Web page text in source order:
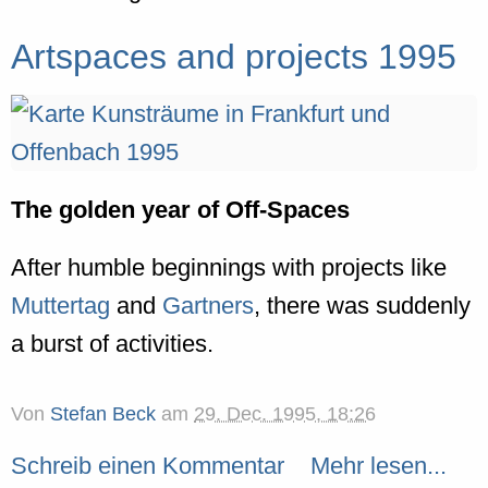
Artspaces and projects 1995
The golden year of Off-Spaces
After humble beginnings with projects like
Muttertag and Gartners, there was suddenly
a burst of activities.
Von Stefan Beck am 29. Dec. 1995, 18:26
Schreib einen Kommentar
Mehr lesen...